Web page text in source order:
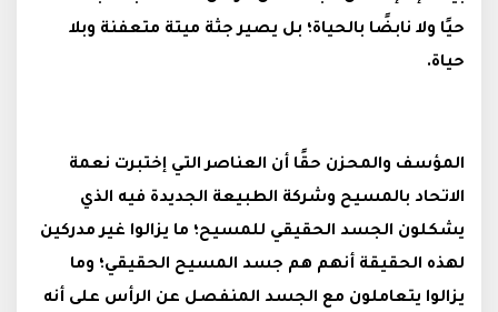
حيًا ولا نابضًا بالحياة؛ بل يصير جثة ميتة متعفنة وبلا
حياة.
المؤسف والمحزن حقًا أن العناصر التي إختبرت نعمة
الاتحاد بالمسيح وشركة الطبيعة الجديدة فيه الذي
يشكلون الجسد الحقيقي للمسيح؛ ما يزالوا غير مدركين
لهذه الحقيقة أنهم هم جسد المسيح الحقيقي؛ وما
يزالوا يتعاملون مع الجسد المنفصل عن الرأس على أنه